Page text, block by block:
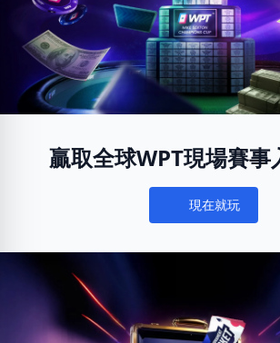
贏取全球WPT現場賽事
Notifications
現在就玩